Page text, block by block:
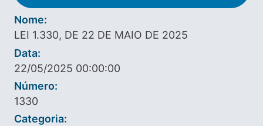
Nome:
LEI 1.330, DE 22 DE MAIO DE 2025
Data:
22/05/2025 00:00:00
Número:
1330
Categoria: